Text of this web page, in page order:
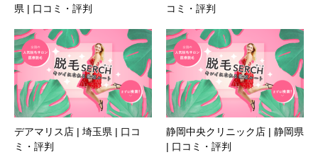
県 | 口コミ・評判
コミ・評判
デアマリス店 | 埼玉県 | 口コ
ミ・評判
静岡中央クリニック店 | 静岡県
| 口コミ・評判